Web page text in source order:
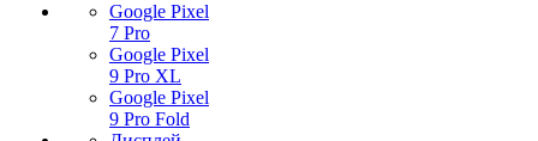
Google Pixel
7 Pro
Google Pixel
9 Pro XL
Google Pixel
9 Pro Fold